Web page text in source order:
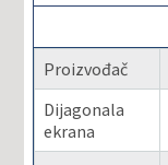
Proizvođač
Dijagonala
ekrana